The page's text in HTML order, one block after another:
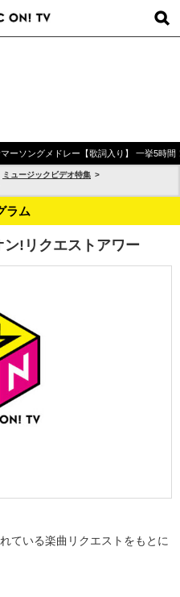
ーソングメドレー【歌詞入り】 一挙5時間
ミュージックビデオ特集
ラム
!リクエストアワー
ている楽曲リクエストをもとに